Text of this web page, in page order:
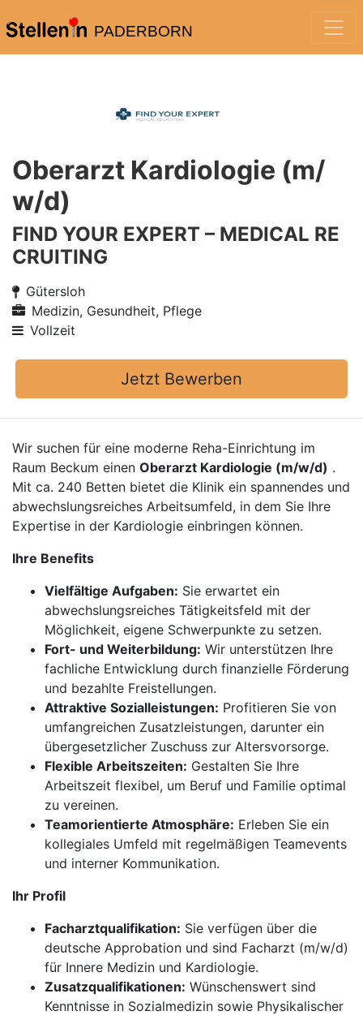
PADERBORN
Oberarzt Kardiologie (m/
w/d)
FIND YOUR EXPERT – MEDICAL RE
CRUITING
Gütersloh
Medizin, Gesundheit, Pflege
Vollzeit
Jetzt Bewerben
Wir suchen für eine moderne Reha-Einrichtung im
Raum Beckum einen Oberarzt Kardiologie (m/w/d) .
Mit ca. 240 Betten bietet die Klinik ein spannendes und
abwechslungsreiches Arbeitsumfeld, in dem Sie Ihre
Expertise in der Kardiologie einbringen können.
Ihre Benefits
Vielfältige Aufgaben: Sie erwartet ein
abwechslungsreiches Tätigkeitsfeld mit der
Möglichkeit, eigene Schwerpunkte zu setzen.
Fort- und Weiterbildung: Wir unterstützen Ihre
fachliche Entwicklung durch finanzielle Förderung
und bezahlte Freistellungen.
Attraktive Sozialleistungen: Profitieren Sie von
umfangreichen Zusatzleistungen, darunter ein
übergesetzlicher Zuschuss zur Altersvorsorge.
Flexible Arbeitszeiten: Gestalten Sie Ihre
Arbeitszeit flexibel, um Beruf und Familie optimal
zu vereinen.
Teamorientierte Atmosphäre: Erleben Sie ein
kollegiales Umfeld mit regelmäßigen Teamevents
und interner Kommunikation.
Ihr Profil
Facharztqualifikation: Sie verfügen über die
deutsche Approbation und sind Facharzt (m/w/d)
für Innere Medizin und Kardiologie.
Zusatzqualifikationen: Wünschenswert sind
Kenntnisse in Sozialmedizin sowie Physikalischer